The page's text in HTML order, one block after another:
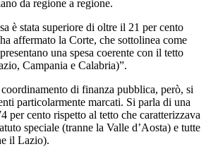
da regione a regione.
è stata superiore di oltre il 21 per cento
affermato la Corte, che sottolinea come
una spesa coerente con il tetto
Campania e Calabria)”.
di finanza pubblica, però, si
particolarmente marcati. Si parla di una
per cento rispetto al tetto che caratterizzava
speciale (tranne la Valle d’Aosta) e tutte
il Lazio).